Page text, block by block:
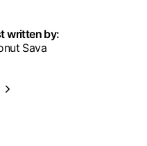
written by:
Sava